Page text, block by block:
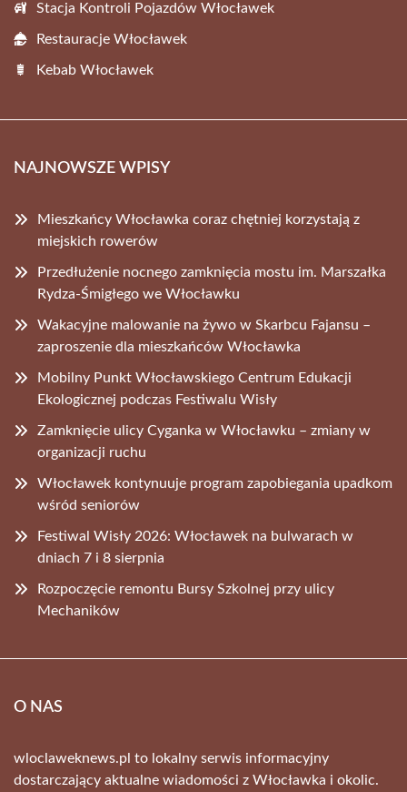
Stacja Kontroli Pojazdów Włocławek
Restauracje Włocławek
Kebab Włocławek
NAJNOWSZE WPISY
Mieszkańcy Włocławka coraz chętniej korzystają z
miejskich rowerów
Przedłużenie nocnego zamknięcia mostu im. Marszałka
Rydza-Śmigłego we Włocławku
Wakacyjne malowanie na żywo w Skarbcu Fajansu –
zaproszenie dla mieszkańców Włocławka
Mobilny Punkt Włocławskiego Centrum Edukacji
Ekologicznej podczas Festiwalu Wisły
Zamknięcie ulicy Cyganka w Włocławku – zmiany w
organizacji ruchu
Włocławek kontynuuje program zapobiegania upadkom
wśród seniorów
Festiwal Wisły 2026: Włocławek na bulwarach w
dniach 7 i 8 sierpnia
Rozpoczęcie remontu Bursy Szkolnej przy ulicy
Mechaników
O NAS
wloclaweknews.pl to lokalny serwis informacyjny
dostarczający aktualne wiadomości z Włocławka i okolic.